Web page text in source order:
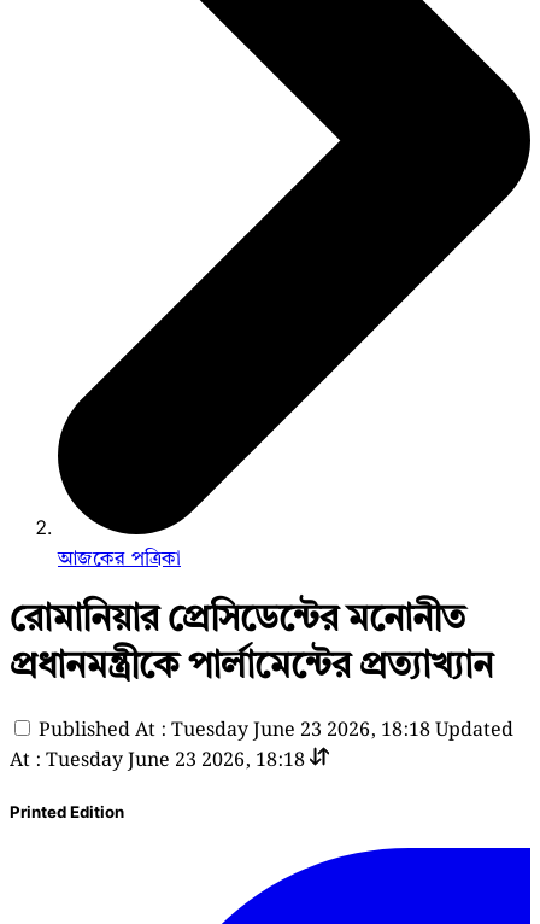
আজকের পত্রিকা
রোমানিয়ার প্রেসিডেন্টের মনোনীত
প্রধানমন্ত্রীকে পার্লামেন্টের প্রত্যাখ্যান
Published At : Tuesday June 23 2026, 18:18Updated
At : Tuesday June 23 2026, 18:18
Printed Edition